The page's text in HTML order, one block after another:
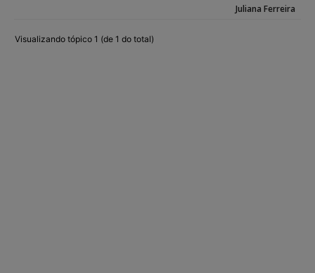
Juliana Ferreira
Visualizando tópico 1 (de 1 do total)